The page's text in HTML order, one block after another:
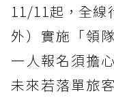
11/11起，全線
外）實施「領
一人報名須擔
未來若落單旅